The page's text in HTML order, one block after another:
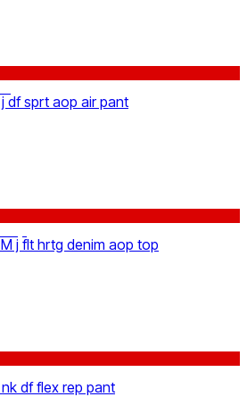
df sprt aop air pant
j flt hrtg denim aop top
df flex rep pant